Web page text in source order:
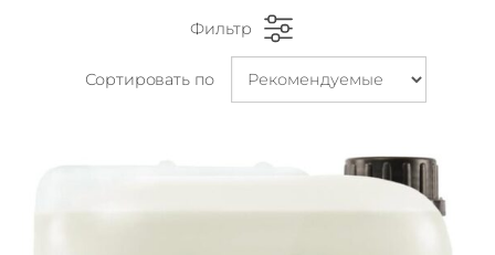
Фильтр
Сортировать по